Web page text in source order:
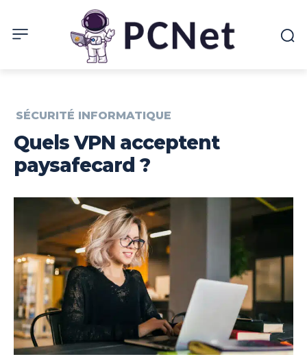
SÉCURITÉ INFORMATIQUE
Quels VPN acceptent
paysafecard ?